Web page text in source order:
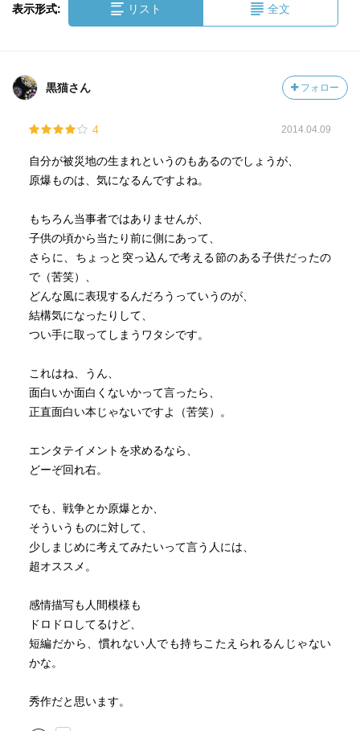
表示形式: リスト 全文
黒猫さん フォロー
4 2014.04.09
自分が被災地の生まれというのもあるのでしょうが、
原爆ものは、気になるんですよね。
もちろん当事者ではありませんが、
子供の頃から当たり前に側にあって、
さらに、ちょっと突っ込んで考える節のある子供だったの
で（苦笑）、
どんな風に表現するんだろうっていうのが、
結構気になったりして、
つい手に取ってしまうワタシです。
これはね、うん、
面白いか面白くないかって言ったら、
正直面白い本じゃないですよ（苦笑）。
エンタテイメントを求めるなら、
どーぞ回れ右。
でも、戦争とか原爆とか、
そういうものに対して、
少しまじめに考えてみたいって言う人には、
超オススメ。
感情描写も人間模様も
ドロドロしてるけど、
短編だから、慣れない人でも持ちこたえられるんじゃない
かな。
秀作だと思います。